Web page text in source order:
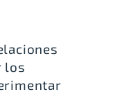
los